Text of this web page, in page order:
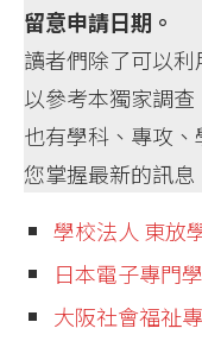
留意申請日期。
讀者們除了可以
以參考本獨家調查
也有學科、專攻
您掌握最新的訊息
學校法人 東放
日本電子專門
大阪社會福祉